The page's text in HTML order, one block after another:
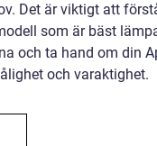
Det är viktigt att
som är bäst
och ta hand om din
och varaktighet.